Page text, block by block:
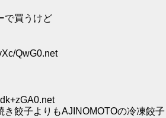
で買うけど
QwG0.net
き餃子よりもAJINOMOTOの冷凍餃子